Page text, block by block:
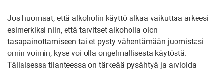
Jos huomaat, että alkoholin käyttö alkaa vaikuttaa arkeesi
esimerkiksi niin, että tarvitset alkoholia olon
tasapainottamiseen tai et pysty vähentämään juomistasi
omin voimin, kyse voi olla ongelmallisesta käytöstä.
Tällaisessa tilanteessa on tärkeää pysähtyä ja arvioida